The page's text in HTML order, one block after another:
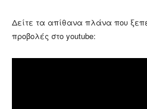
Δείτε τα απίθανα πλάνα που
προβολές στο youtube: